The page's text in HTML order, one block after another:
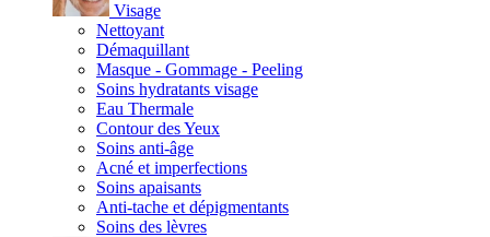
Visage
Nettoyant
Démaquillant
Masque - Gommage - Peeling
Soins hydratants visage
Eau Thermale
Contour des Yeux
Soins anti-âge
Acné et imperfections
Soins apaisants
Anti-tache et dépigmentants
Soins des lèvres